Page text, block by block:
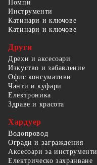
Помпи
Инструменти
Катинари и ключове
Катинари и ключове
Други
Дрехи и аксесоари
Изкуство и забавление
Офис консумативи
Чанти и куфари
Електроника
Здраве и красота
Хардуер
Водопровод
Огради и заграждения
Аксесоари за инструменти
Електрическо захранване